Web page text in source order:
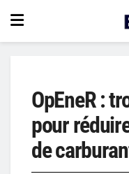
OpEneR :
pour
de